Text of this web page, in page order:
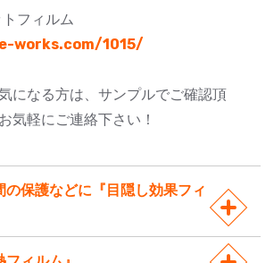
フィルム
works.com/1015/
になる方は、サンプルでご確認頂
気軽にご連絡下さい！
の保護などに『目隠し効果フィ